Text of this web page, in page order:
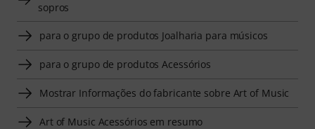
sopros
para o grupo de produtos Joalharia para músicos
para o grupo de produtos Acessórios
Mostrar Informações do fabricante sobre Art of Music
Art of Music Acessórios em resumo